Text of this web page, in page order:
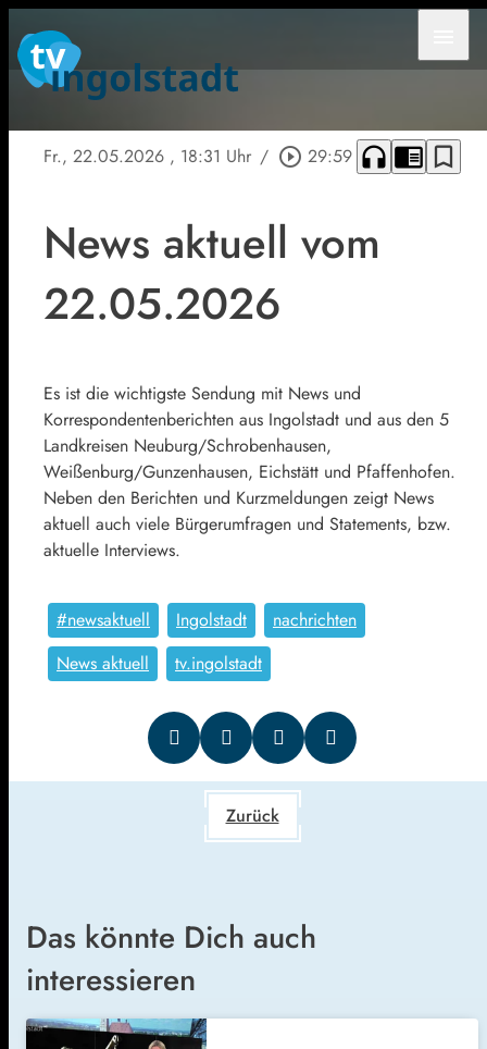
Fr., 22.05.2026 , 18:31 Uhr / play_circle_outline 29:59 headphones chrome_reader_mode bookmark_border
News aktuell vom
22.05.2026
Es ist die wichtigste Sendung mit News und
Korrespondentenberichten aus Ingolstadt und aus den 5
Landkreisen Neuburg/Schrobenhausen,
Weißenburg/Gunzenhausen, Eichstätt und Pfaffenhofen.
Neben den Berichten und Kurzmeldungen zeigt News
aktuell auch viele Bürgerumfragen und Statements, bzw.
aktuelle Interviews.
#newsaktuell Ingolstadt
nachrichten
News aktuell
tv.ingolstadt
Zurück
Das könnte Dich auch
interessieren